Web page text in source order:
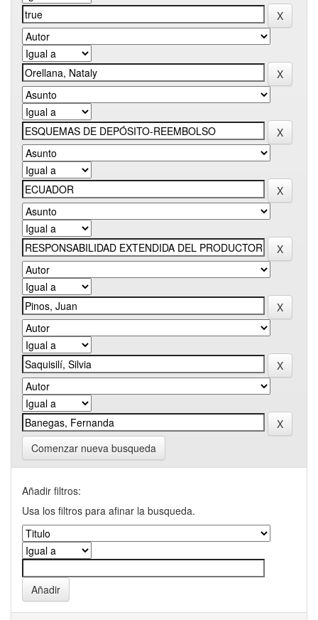
Comenzar nueva busqueda
Añadir filtros:
Usa los filtros para afinar la busqueda.